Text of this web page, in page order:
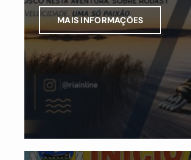
MAIS INFORMAÇÕES